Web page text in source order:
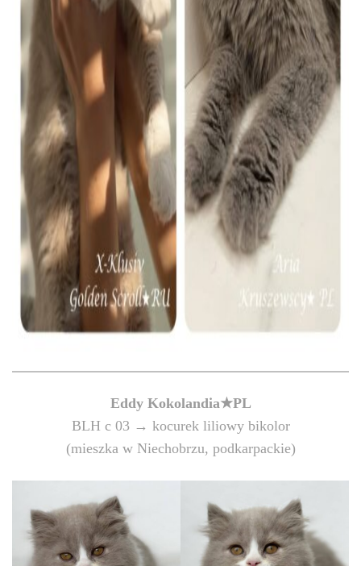
Eddy Kokolandia★PL
BLH c 03 → kocurek liliowy bikolor
(mieszka w Niechobrzu, podkarpackie)